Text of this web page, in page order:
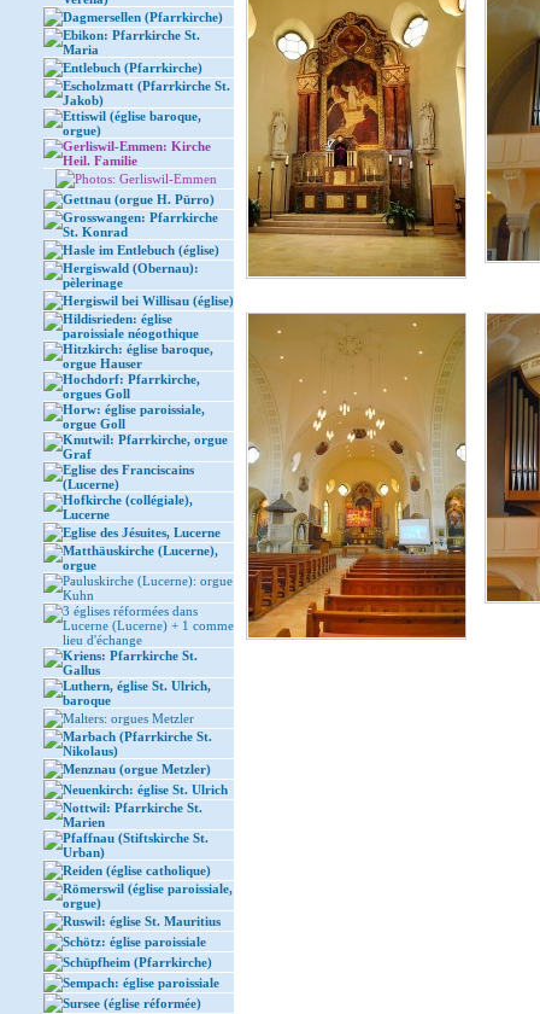
Dagmersellen (Pfarrkirche)
Ebikon: Pfarrkirche St.
Maria
Entlebuch (Pfarrkirche)
Escholzmatt (Pfarrkirche St.
Jakob)
Ettiswil (église baroque,
orgue)
Gerliswil-Emmen: Kirche
Heil. Familie
Photos: Gerliswil-Emmen
Gettnau (orgue H. Pürro)
Grosswangen: Pfarrkirche
St. Konrad
Hasle im Entlebuch (église)
Hergiswald (Obernau):
pèlerinage
Hergiswil bei Willisau (église)
Hildisrieden: église
paroissiale néogothique
Hitzkirch: église baroque,
orgue Hauser
Hochdorf: Pfarrkirche,
orgues Goll
Horw: église paroissiale,
orgue Goll
Knutwil: Pfarrkirche, orgue
Graf
Eglise des Franciscains
(Lucerne)
Hofkirche (collégiale),
Lucerne
Eglise des Jésuites, Lucerne
Matthäuskirche (Lucerne),
orgue
Pauluskirche (Lucerne): orgue
Kuhn
3 églises réformées dans
Lucerne (Lucerne) + 1 comme
lieu d'échange
Kriens: Pfarrkirche St.
Gallus
Luthern, église St. Ulrich,
baroque
Malters: orgues Metzler
Marbach (Pfarrkirche St.
Nikolaus)
Menznau (orgue Metzler)
Neuenkirch: église St. Ulrich
Nottwil: Pfarrkirche St.
Marien
Pfaffnau (Stiftskirche St.
Urban)
Reiden (église catholique)
Römerswil (église paroissiale,
orgue)
Ruswil: église St. Mauritius
Schötz: église paroissiale
Schüpfheim (Pfarrkirche)
Sempach: église paroissiale
Sursee (église réformée)